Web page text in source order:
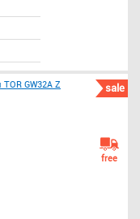
sale
GW32A Z
free